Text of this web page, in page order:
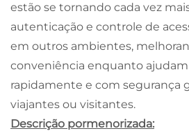
estão se tornando cada vez
autenticação e controle de
em outros ambientes,
conveniência enquanto ajudam
rapidamente e com segurança
viajantes ou visitantes.
Descrição pormenorizada: